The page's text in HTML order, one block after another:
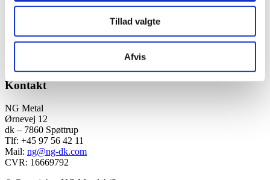
Tillad valgte
Afvis
Kontakt
NG Metal
Ørnevej 12
dk – 7860 Spøttrup
Tlf: +45 97 56 42 11
Mail: ng@ng-dk.com
CVR: 16669792